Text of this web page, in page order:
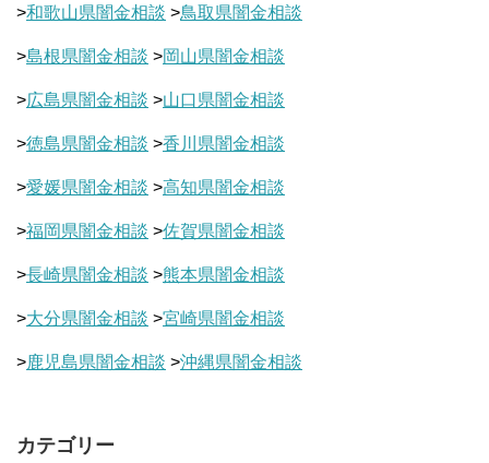
>和歌山県闇金相談 >鳥取県闇金相談
>島根県闇金相談 >岡山県闇金相談
>広島県闇金相談 >山口県闇金相談
>徳島県闇金相談 >香川県闇金相談
>愛媛県闇金相談 >高知県闇金相談
>福岡県闇金相談 >佐賀県闇金相談
>長崎県闇金相談 >熊本県闇金相談
>大分県闇金相談 >宮崎県闇金相談
>鹿児島県闇金相談 >沖縄県闇金相談
カテゴリー